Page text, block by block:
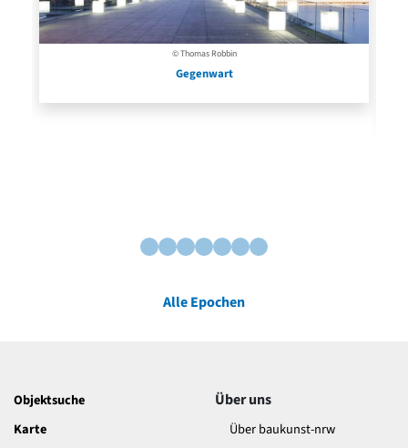
© Thomas Robbin
Gegenwart
Alle Epochen
Objektsuche
Karte
Über uns
Über baukunst-nrw